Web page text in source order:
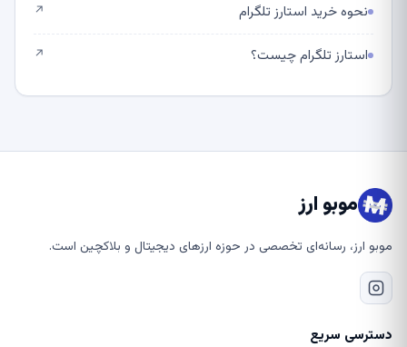
نحوه خرید استارز تلگرام ↗
استارز تلگرام چیست؟ ↗
موبو ارز
موبو ارز، رسانه‌ای تخصصی در حوزه ارزهای دیجیتال و بلاکچین است.
دسترسی سریع